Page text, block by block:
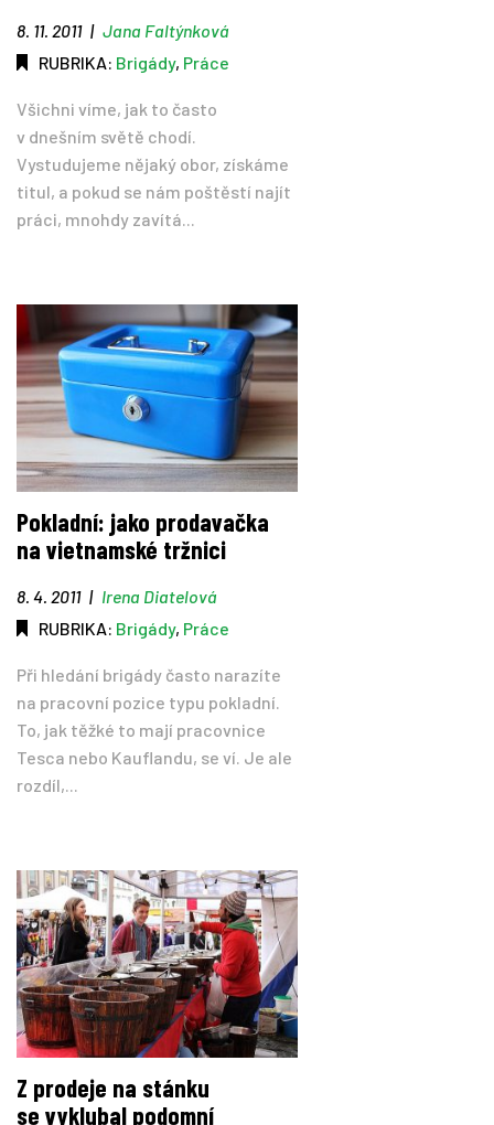
8. 11. 2011 | Jana Faltýnková
RUBRIKA: Brigády, Práce
Všichni víme, jak to často
v dnešním světě chodí.
Vystudujeme nějaký obor, získáme
titul, a pokud se nám poštěstí najít
práci, mnohdy zavítá...
Pokladní: jako prodavačka
na vietnamské tržnici
8. 4. 2011 | Irena Diatelová
RUBRIKA: Brigády, Práce
Při hledání brigády často narazíte
na pracovní pozice typu pokladní.
To, jak těžké to mají pracovnice
Tesca nebo Kauflandu, se ví. Je ale
rozdíl,...
Z prodeje na stánku
se vyklubal podomní